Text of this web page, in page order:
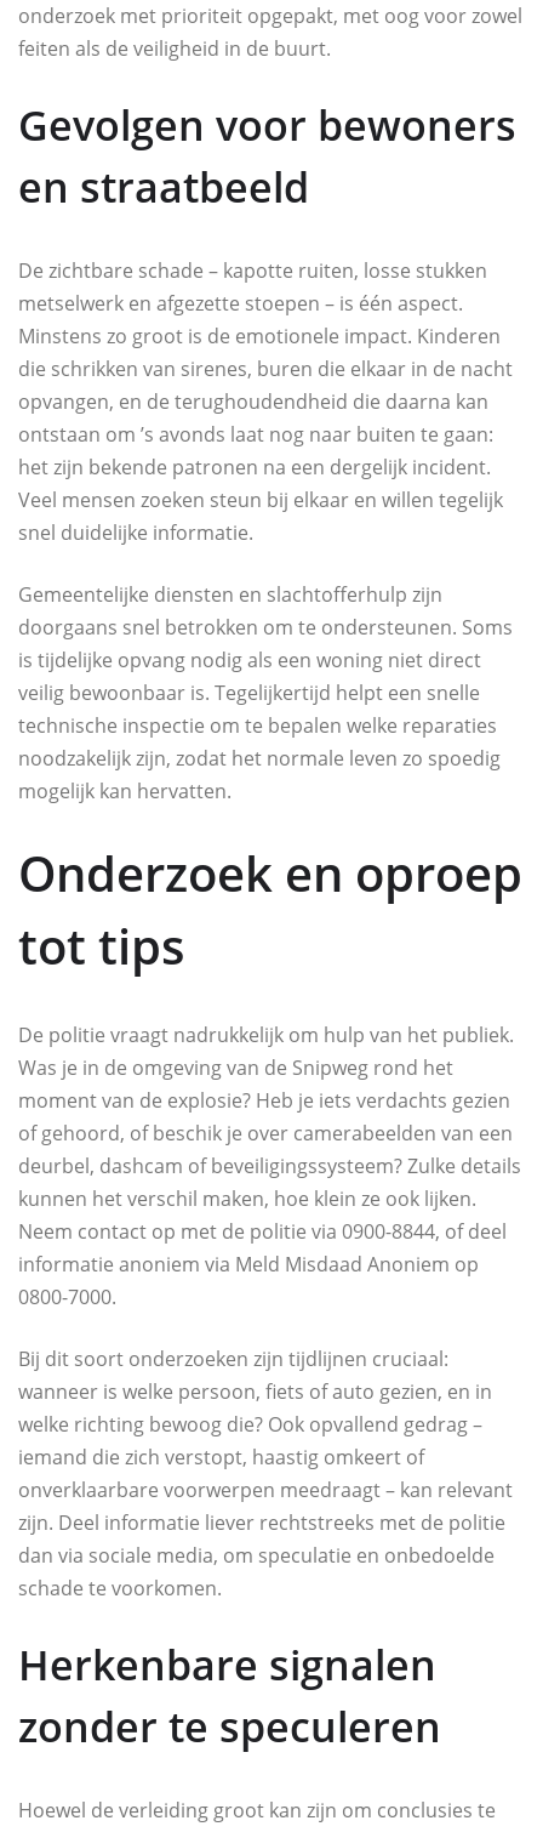
onderzoek met prioriteit opgepakt, met oog voor zowel
feiten als de veiligheid in de buurt.
Gevolgen voor bewoners
en straatbeeld
De zichtbare schade – kapotte ruiten, losse stukken
metselwerk en afgezette stoepen – is één aspect.
Minstens zo groot is de emotionele impact. Kinderen
die schrikken van sirenes, buren die elkaar in de nacht
opvangen, en de terughoudendheid die daarna kan
ontstaan om ’s avonds laat nog naar buiten te gaan:
het zijn bekende patronen na een dergelijk incident.
Veel mensen zoeken steun bij elkaar en willen tegelijk
snel duidelijke informatie.
Gemeentelijke diensten en slachtofferhulp zijn
doorgaans snel betrokken om te ondersteunen. Soms
is tijdelijke opvang nodig als een woning niet direct
veilig bewoonbaar is. Tegelijkertijd helpt een snelle
technische inspectie om te bepalen welke reparaties
noodzakelijk zijn, zodat het normale leven zo spoedig
mogelijk kan hervatten.
Onderzoek en oproep
tot tips
De politie vraagt nadrukkelijk om hulp van het publiek.
Was je in de omgeving van de Snipweg rond het
moment van de explosie? Heb je iets verdachts gezien
of gehoord, of beschik je over camerabeelden van een
deurbel, dashcam of beveiligingssysteem? Zulke details
kunnen het verschil maken, hoe klein ze ook lijken.
Neem contact op met de politie via 0900-8844, of deel
informatie anoniem via Meld Misdaad Anoniem op
0800-7000.
Bij dit soort onderzoeken zijn tijdlijnen cruciaal:
wanneer is welke persoon, fiets of auto gezien, en in
welke richting bewoog die? Ook opvallend gedrag –
iemand die zich verstopt, haastig omkeert of
onverklaarbare voorwerpen meedraagt – kan relevant
zijn. Deel informatie liever rechtstreeks met de politie
dan via sociale media, om speculatie en onbedoelde
schade te voorkomen.
Herkenbare signalen
zonder te speculeren
Hoewel de verleiding groot kan zijn om conclusies te